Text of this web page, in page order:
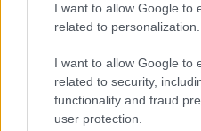
I want to allow Google to
related to personalization.
I want to allow Google to
related to security,
functionality and fraud
user protection.